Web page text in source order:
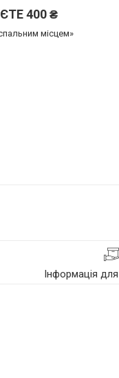
400 ₴
місцем»
Інформація